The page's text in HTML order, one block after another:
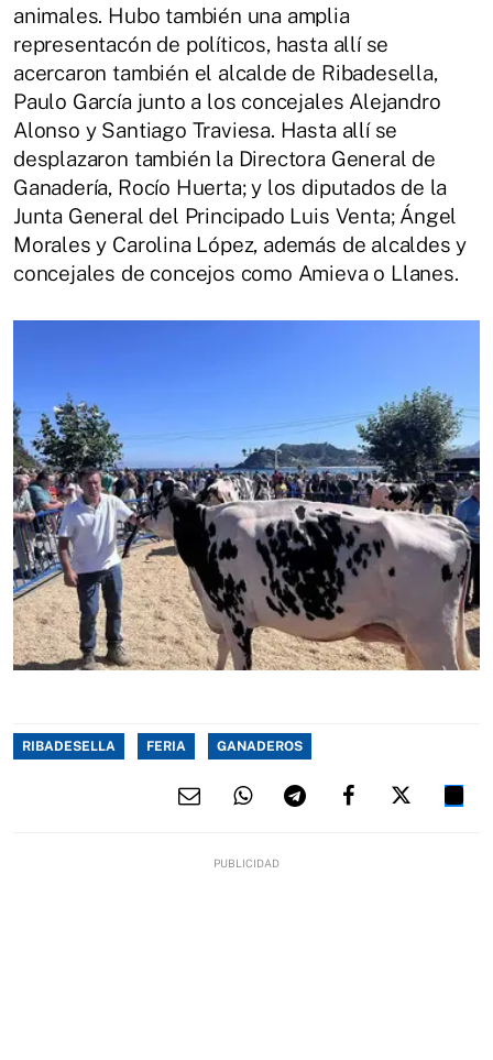
animales. Hubo también una amplia
representacón de políticos, hasta allí se
acercaron también el alcalde de Ribadesella,
Paulo García junto a los concejales Alejandro
Alonso y Santiago Traviesa. Hasta allí se
desplazaron también la Directora General de
Ganadería, Rocío Huerta; y los diputados de la
Junta General del Principado Luis Venta; Ángel
Morales y Carolina López, además de alcaldes y
concejales de concejos como Amieva o Llanes.
RIBADESELLA FERIA GANADEROS